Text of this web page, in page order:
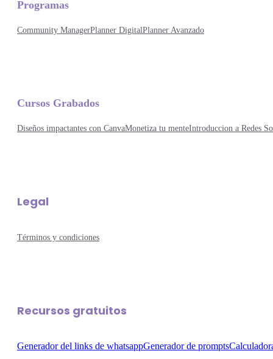
Programas
Community ManagerPlanner DigitalPlanner Avanzado
Cursos Grabados
Diseños impactantes con CanvaMonetiza tu menteIntroduccion a Redes
Legal
Términos y condiciones
Recursos gratuitos
Generador del links de whatsappGenerador de prompts